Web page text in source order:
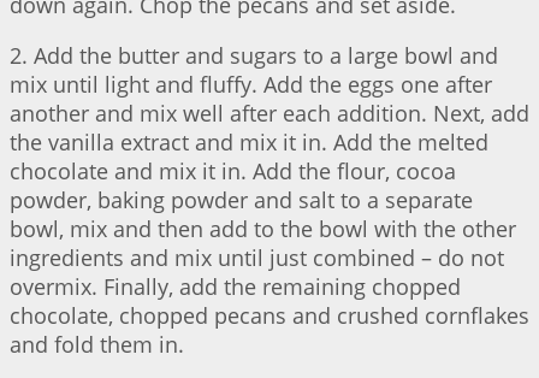
2. Add the butter and sugars to a large bowl and
mix until light and fluffy. Add the eggs one after
another and mix well after each addition. Next, add
the vanilla extract and mix it in. Add the melted
chocolate and mix it in. Add the flour, cocoa
powder, baking powder and salt to a separate
bowl, mix and then add to the bowl with the other
ingredients and mix until just combined – do not
overmix. Finally, add the remaining chopped
chocolate, chopped pecans and crushed cornflakes
and fold them in.